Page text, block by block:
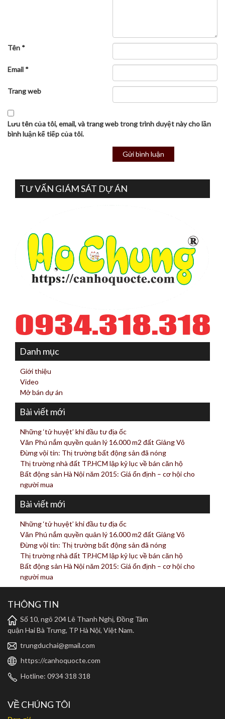
Tên *
Email *
Trang web
Lưu tên của tôi, email, và trang web trong trình duyệt này cho lần
bình luận kế tiếp của tôi.
TƯ VẤN GIÁM SÁT DỰ ÁN
Danh mục
Giới thiệu
Video
Mở bán dự án
Bài viết mới
Những ‘tử huyệt’ khi đầu tư địa ốc
Văn Phú nắm quyền quản lý 16.000 m2 đất Giảng Võ
Đừng vội tin: Thị trường bất động sản đã nóng
Thị trường nhà đất TP.HCM lập kỷ lục về bán căn hộ
Bất động sản Hà Nội năm 2015: Giá ổn định – cơ hội cho
người mua
Bài viết mới
Những ‘tử huyệt’ khi đầu tư địa ốc
Văn Phú nắm quyền quản lý 16.000 m2 đất Giảng Võ
Đừng vội tin: Thị trường bất động sản đã nóng
Thị trường nhà đất TP.HCM lập kỷ lục về bán căn hộ
Bất động sản Hà Nội năm 2015: Giá ổn định – cơ hội cho
người mua
THÔNG TIN
Số 10, ngõ 204 Lê Thanh Nghị, Đồng Tâm
quận Hai Bà Trưng, TP Hà Nội, Việt Nam.
trungduchai@gmail.com
https://canhoquocte.com
Hotline: 0934 318 318
VỀ CHÚNG TÔI